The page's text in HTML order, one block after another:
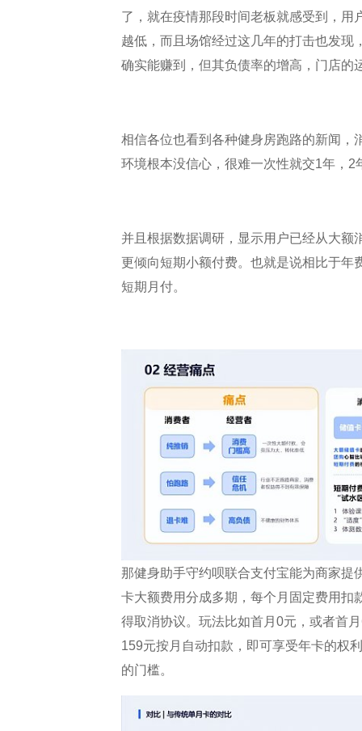
了，就在疫情那段时间老板就感受到，用
越低，而且场馆经过这几年的打击也发现
确实能赚到，但其负债率的增高，门店的
相信各位也看到各种健身房跑路的新闻，
环境根本没信心，很难一次性就交1年，2
并且根据数据调研，显示用户已经从大额
更倾向短期小额付费。也就是说相比于年
短期月付。
那健身助手守约呗联合支付宝能为商家提
卡大额费用分成多期，每个月固定费用扣
得取消协议。玩法比如首月0元，或者首
159元按月自动扣款，即可享受年卡的权
的门槛。